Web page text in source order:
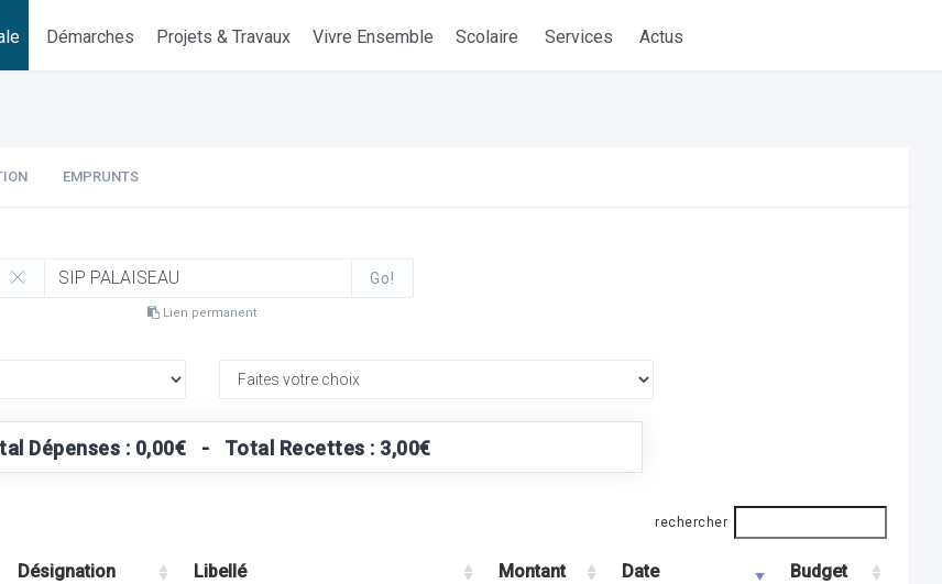
Démarches Projets & Travaux Vivre Ensemble Scolaire Services Actus
EMPRUNTS
Go!
Lien permanent
Dépenses : 0,00€ - Total Recettes : 3,00€
rechercher
Désignation Libellé Montant Date Budget